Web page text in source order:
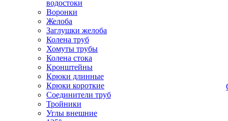
водостоки
Воронки
Желоба
Заглушки желоба
Колена труб
Хомуты трубы
Колена стока
Кронштейны
Крюки длинные
Крюки короткие
Соединители труб
Тройники
Углы внешние